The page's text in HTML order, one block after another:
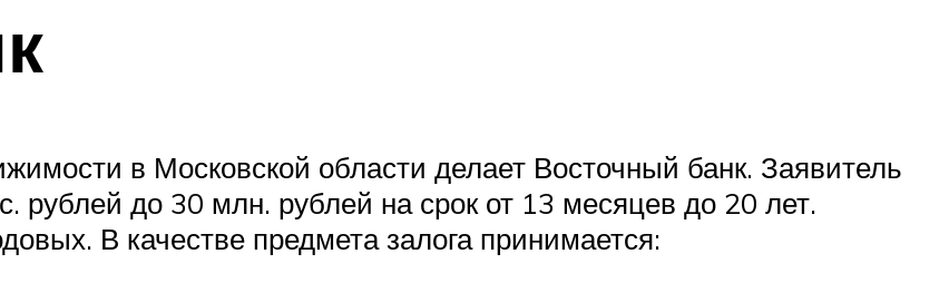
в Московской области делает Восточный банк. Заявитель
рублей до 30 млн. рублей на срок от 13 месяцев до 20 лет.
В качестве предмета залога принимается: